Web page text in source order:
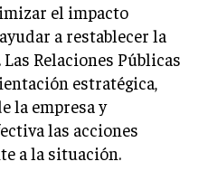
Y BUSINESS
Y SUCESIÓN
el impacto
a restablecer la
Relaciones Públicas
estratégica,
la empresa y
las acciones
a la situación.